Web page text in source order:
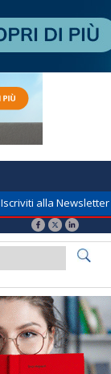
Iscriviti alla Newsletter